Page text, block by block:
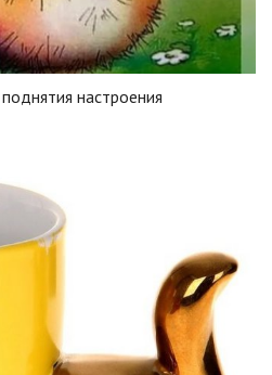
настроения